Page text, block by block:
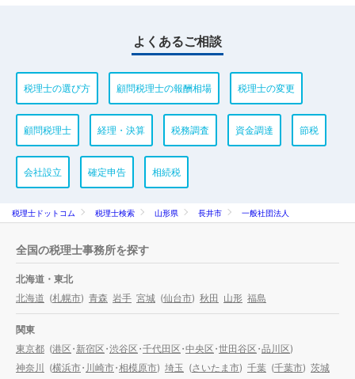
よくあるご相談
税理士の選び方 顧問税理士の報酬相場 税理士の変更
顧問税理士 経理・決算 税務調査 資金調達 節税
会社設立 確定申告 相続税
税理士ドットコム 税理士検索 山形県 長井市 一般社団法人
全国の税理士事務所を探す
北海道・東北
北海道 (札幌市) 青森 岩手 宮城 (仙台市) 秋田 山形 福島
関東
東京都 (港区・新宿区・渋谷区・千代田区・中央区・世田谷区・品川区)
神奈川
(横浜市・ 川崎市・相模原市) 埼玉 (さいたま市) 千葉 (千葉市) 茨城